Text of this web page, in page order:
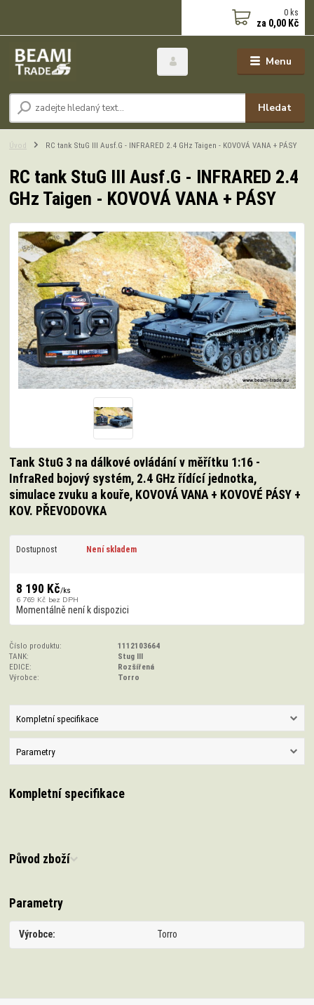
Menu
Hledat
0 ks
za 0,00 Kč
Úvod RC tank StuG III Ausf.G - INFRARED 2.4 GHz Taigen - KOVOVÁ VANA + PÁSY
RC tank StuG III Ausf.G - INFRARED 2.4
GHz Taigen - KOVOVÁ VANA + PÁSY
Tank StuG 3 na dálkové ovládání v měřítku 1:16 -
InfraRed bojový systém, 2.4 GHz řídící jednotka,
simulace zvuku a kouře, KOVOVÁ VANA + KOVOVÉ PÁSY +
KOV. PŘEVODOVKA
Dostupnost Není skladem
8 190 Kč/ks
6 769 Kč bez DPH
Momentálně není k dispozici
Číslo produktu:
1112103664
TANK:
Stug III
EDICE:
Rozšířená
Výrobce:
Torro
Kompletní specifikace
Parametry
Kompletní specifikace
Původ zboží
Parametry
Výrobce Torro